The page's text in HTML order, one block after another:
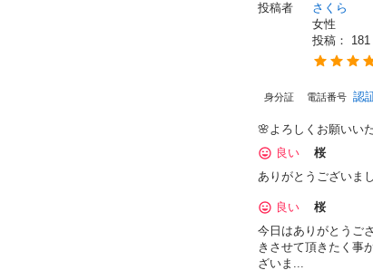
投稿者
さくら
女性
投稿： 181
身分証 電話番号 認
🌸よろしくお願いい
良い
桜
ありがとうございまし
良い
桜
今日はありがとうご
きさせて頂きたく事
ざいま...